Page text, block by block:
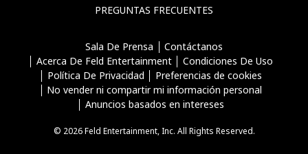
PREGUNTAS FRECUENTES
Sala De Prensa
Contáctanos
Acerca De Feld Entertainment
Condiciones De Uso
Política De Privacidad
Preferencias de cookies
No vender ni compartir mi información personal
Anuncios basados en intereses
© 2026 Feld Entertainment, Inc. All Rights Reserved.